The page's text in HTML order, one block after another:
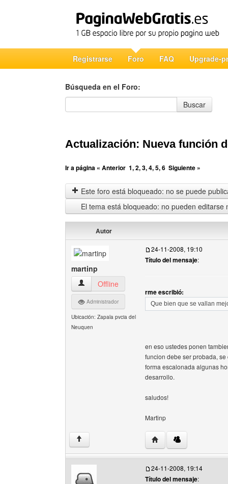
Registrarse Foro FAQ Upgrade-
Búsqueda en el Foro:
Búsqueda en el Foro
Buscar
Actualización: Nueva función
Ir a página « Anterior 1,2,3,4,5,6 Siguiente »
Este foro está bloqueado: no se puede
El tema está bloqueado: no pueden editarse
Autor
martinp
martinp Ver perfil del usuario
Offline
Administrador
Ubicación: Zapala pvcia del
Neuquen
24-11-2008, 19:10
Título del mensaje:
rme escribió:
Que bien que se vallan
en eso ustedes ponen
funcion debe ser probada,
forma escalonada algunas
desarrollo.
saludos!
Martinp
↑ Visitar sitio web del
24-11-2008, 19:14
Título del mensaje: